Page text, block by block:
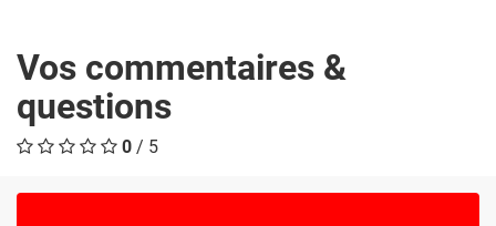
Vos commentaires &
questions
0 / 5